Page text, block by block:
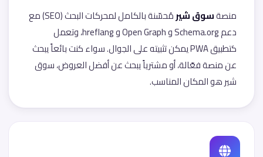
منصةسوق شير
مُحسّنة بالكامل لمحركات البحث (SEO) مع
دعم Schema.org و Open Graph و hreflang، وتعمل
كتطبيق PWA يمكن تثبيته على الجوال. سواء كنت بائعاً يبحث
عن منصة فعّالة، أو مشترياً يبحث عن أفضل العروض، سوق
شير هو المكان المناسب.